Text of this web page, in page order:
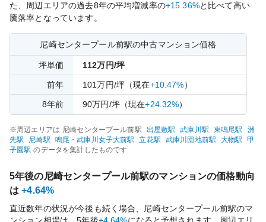
た、周辺エリアの過去8年の平均増減率の+15.36%と比べて高い
騰落率となっています。
尼崎センタープール前駅の中古マンション価格
坪単価 112万円/坪
前年 101万円/坪 （現在+10.47%）
8年前 90万円/坪（現在+24.32%）
※周辺エリアは 尼崎センタープール前駅 出屋敷駅 武庫川駅 東鳴尾駅
洲
先駅 尼崎駅 鳴尾・武庫川女子大前駅 立花駅 武庫川団地前駅 大物駅
甲
子園駅 のデータを集計したものです
5年後の尼崎センタープール前駅のマンションの価格動向
は +4.64%
直近数年の状況が今後も続く場合、 尼崎センタープール前駅のマ